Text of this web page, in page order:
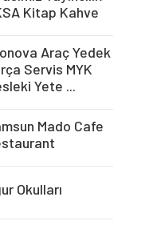
Kitap Kahve
Araç Yedek
Servis MYK
Yete ...
Mado Cafe
Okulları